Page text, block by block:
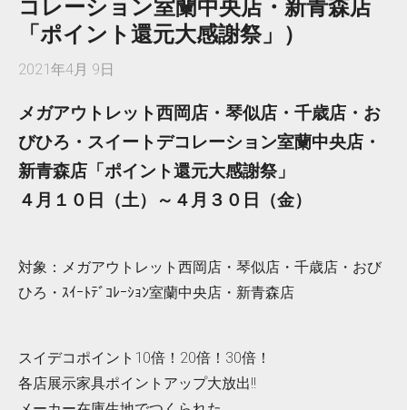
コレーション室蘭中央店・新青森店
「ポイント還元大感謝祭」）
2021年4月 9日
メガアウトレット西岡店・琴似店・千歳店・お
びひろ・スイートデコレーション室蘭中央店・
新青森店「ポイント還元大感謝祭」
４月１０日（土）～４月３０日（金）
対象：メガアウトレット西岡店・琴似店・千歳店・おび
ひろ・ｽｲｰﾄﾃﾞｺﾚｰｼｮﾝ室蘭中央店・新青森店
スイデコポイント10倍！20倍！30倍！
各店展示家具ポイントアップ大放出!!